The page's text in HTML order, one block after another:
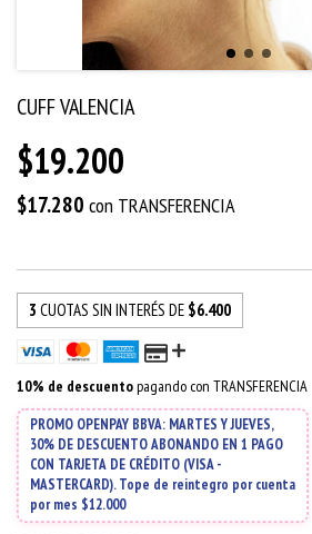
CUFF VALENCIA
$19.200
$17.280 con TRANSFERENCIA
3 CUOTAS SIN INTERÉS DE $6.400
10% de descuentopagando con TRANSFERENCIA